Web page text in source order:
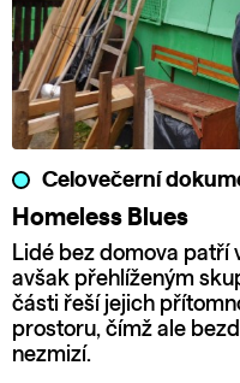
Celovečerní
Homeless Blues
Lidé bez domova patří
avšak přehlíženým
části řeší jejich
prostoru, čímž ale
nezmizí.